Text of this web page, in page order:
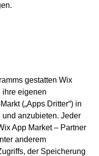
gestatten Wix
ihre eigenen
(„Apps Dritter“) in
anzubieten. Jeder
App Market – Partner
anderem
der Speicherung